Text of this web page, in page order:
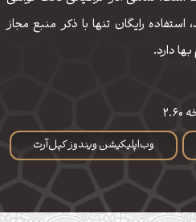
استفاده رایگان تنها با ذکر منبع مجاز
دارد.
وب‌اپلیکیشن ویندوز کپل‌آرت